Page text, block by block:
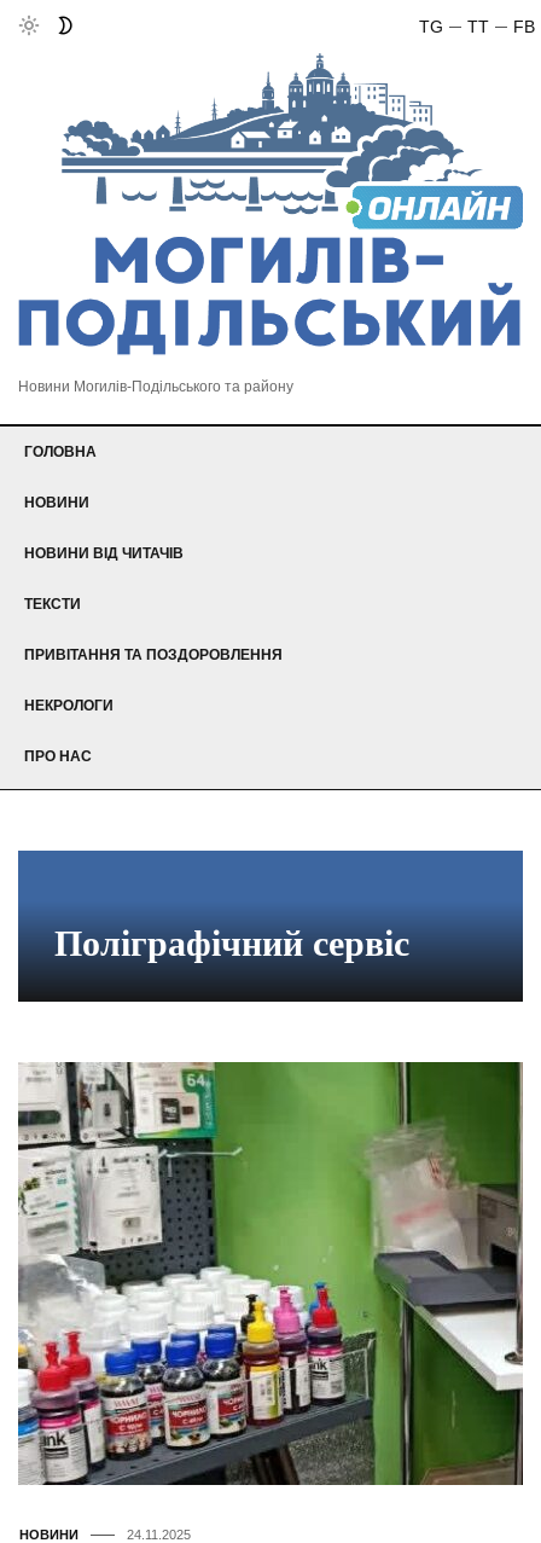
FB
TT
TG
Новини Могилів-Подільського та району
ГОЛОВНА
НОВИНИ
НОВИНИ ВІД ЧИТАЧІВ
ТЕКСТИ
ПРИВІТАННЯ ТА ПОЗДОРОВЛЕННЯ
НЕКРОЛОГИ
ПРО НАС
Поліграфічний сервіс
НОВИНИ 24.11.2025